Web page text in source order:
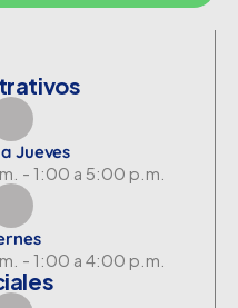
Jueves
- 1:00 a 5:00 p.m.
- 1:00 a 4:00 p.m.